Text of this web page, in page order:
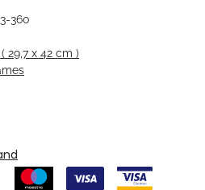
360
29,7 x 42 cm )